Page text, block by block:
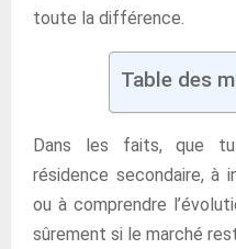
toute la différence.
Table des
Dans les faits, que
résidence secondaire, à
ou à comprendre
sûrement si le marché